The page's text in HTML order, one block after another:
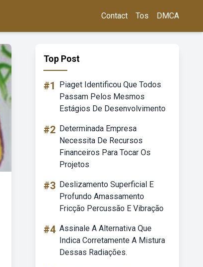
Contact Tos DMCA
Top Post
#1
Piaget Identificou Que Todos
Passam Pelos Mesmos
Estágios De Desenvolvimento
#2 Determinada Empresa
Necessita De Recursos
Financeiros Para Tocar Os
Projetos
#3 Deslizamento Superficial E
Profundo Amassamento
Fricção Percussão E Vibração
#4 Assinale A Alternativa Que
Indica Corretamente A Mistura
Dessas Radiações.